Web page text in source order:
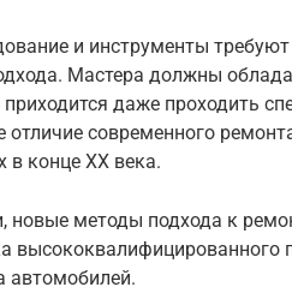
и инструменты требуют
Мастера должны
даже проходить
современного
конце XX века.
новые методы подхода к
высококвалифицированного
автомобилей.